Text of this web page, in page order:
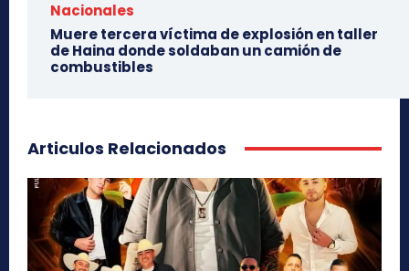
Nacionales
Muere tercera víctima de explosión en taller
de Haina donde soldaban un camión de
combustibles
Articulos Relacionados